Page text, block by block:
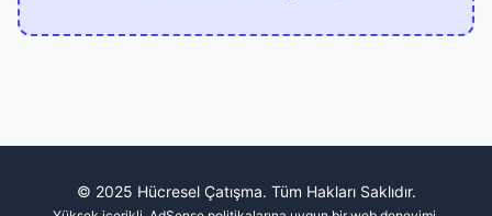
© 2025 Hücresel Çatışma. Tüm Hakları Saklıdır.